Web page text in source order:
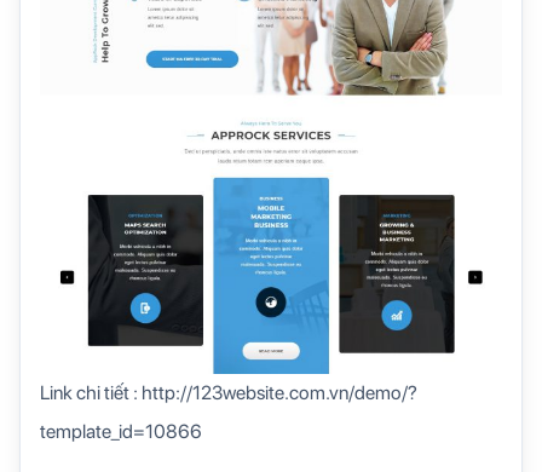
Link chi tiết : http://123website.com.vn/demo/?
template_id=10866